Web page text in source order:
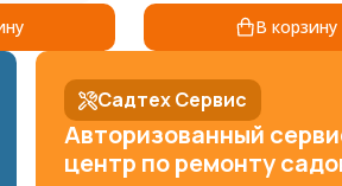
В корзину
Садтех Сервис
Авторизованный
центр по ремонту